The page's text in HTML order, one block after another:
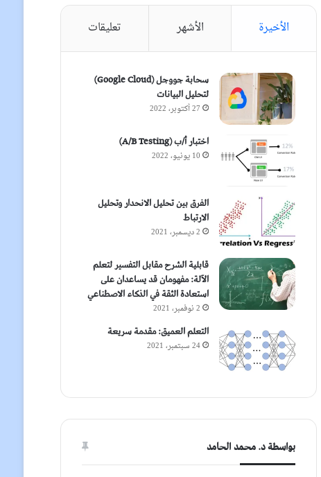
الأخيرة الأشهر تعليقات
سحابة جووجل (Google Cloud)
لتحليل البيانات
27 أكتوبر، 2022
اختبار أ/ب (A/B Testing)
10 يونيو، 2022
الفرق بين تحليل الانحدار وتحليل
الارتباط
2 ديسمبر، 2021
قابلية الشرح مقابل التفسير لتعلم
الآلة: مفهومان قد يساعدان على
استعادة الثقة في الذكاء الاصطناعي
2 نوفمبر، 2021
التعلم العميق: مقدمة سريعة
24 سبتمبر، 2021
بواسطة د. محمد الحامد